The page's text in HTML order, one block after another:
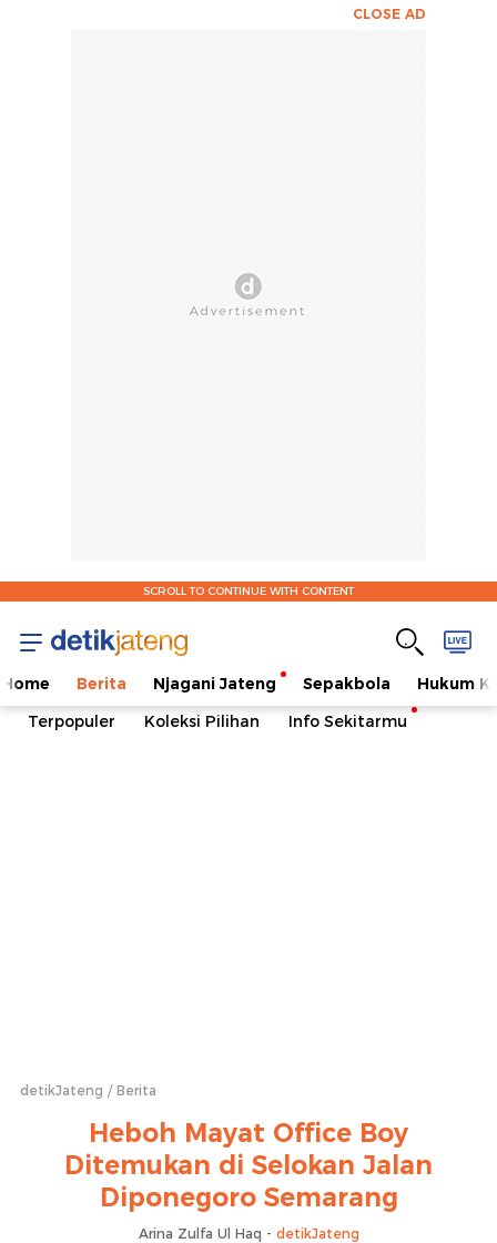
CLOSE AD
SCROLL TO CONTINUE WITH CONTENT
Home Berita Njagani Jateng Sepakbola
Hukum
Terpopuler
Koleksi Pilihan Info Sekitarmu
detikJateng Berita
Heboh Mayat Office Boy
Ditemukan di Selokan Jalan
Diponegoro Semarang
Arina Zulfa Ul Haq - detikJateng